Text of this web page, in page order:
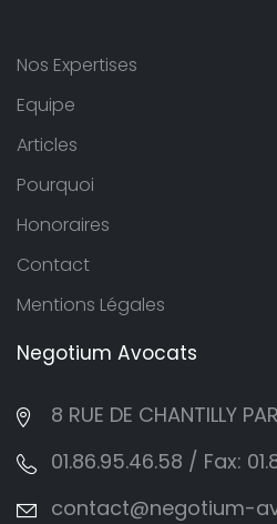
Nos Expertises
Equipe
Articles
Pourquoi
Honoraires
Contact
Mentions Légales
Negotium Avocats
8 RUE DE CHANTILLY
01.86.95.46.58 / Fax:
contact@negotium-